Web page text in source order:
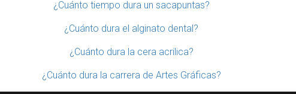
¿Cuánto tiempo dura un sacapuntas?
¿Cuánto dura el alginato dental?
¿Cuánto dura la cera acrilica?
¿Cuánto dura la carrera de Artes Gráficas?